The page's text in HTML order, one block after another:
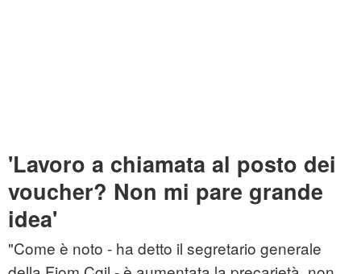
'Lavoro a chiamata al posto dei
voucher? Non mi pare grande
idea'
"Come è noto - ha detto il segretario generale